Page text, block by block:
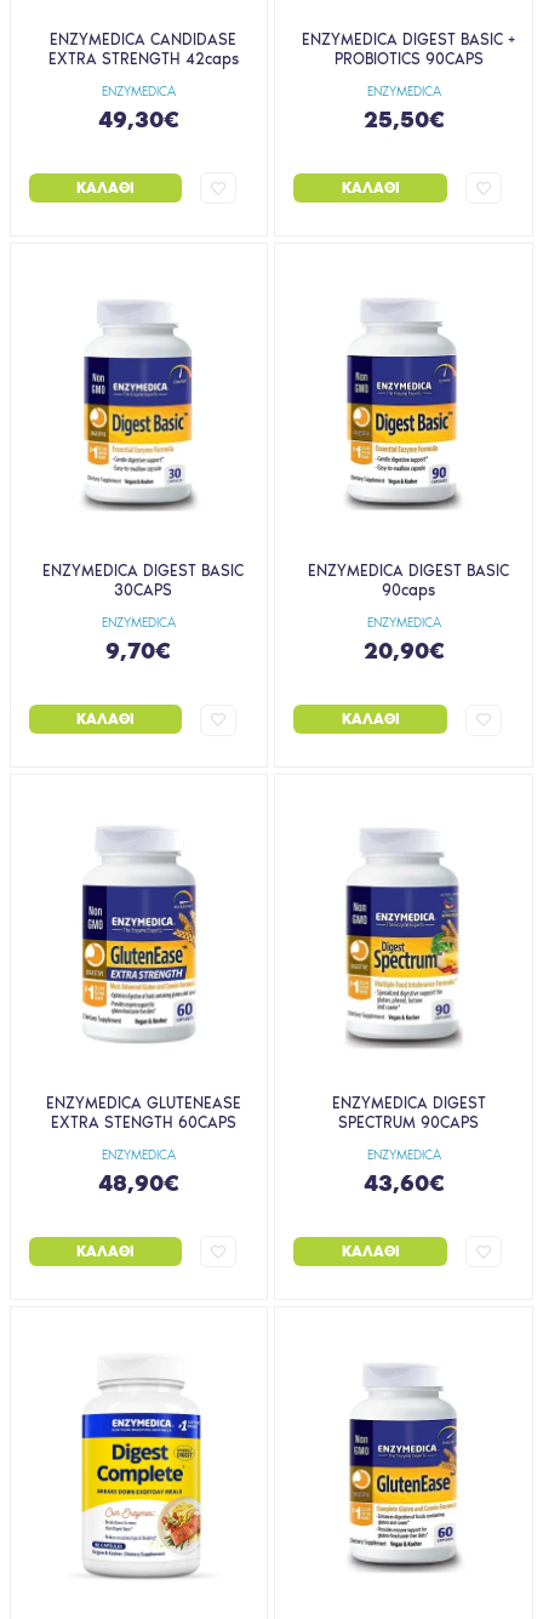
ENZYMEDICA
ENZYMEDICA CANDIDASE
EXTRA STRENGTH 42caps
49,30€
ΚΑΛΆΘΙ
ENZYMEDICA
ENZYMEDICA DIGEST BASIC +
PROBIOTICS 90CAPS
25,50€
ΚΑΛΆΘΙ
ENZYMEDICA
ENZYMEDICA DIGEST BASIC
30CAPS
9,70€
ΚΑΛΆΘΙ
ENZYMEDICA
ENZYMEDICA DIGEST BASIC
90caps
20,90€
ΚΑΛΆΘΙ
ENZYMEDICA
ENZYMEDICA GLUTENEASE
EXTRA STENGTH 60CAPS
48,90€
ΚΑΛΆΘΙ
ENZYMEDICA
ENZYMEDICA DIGEST
SPECTRUM 90CAPS
43,60€
ΚΑΛΆΘΙ